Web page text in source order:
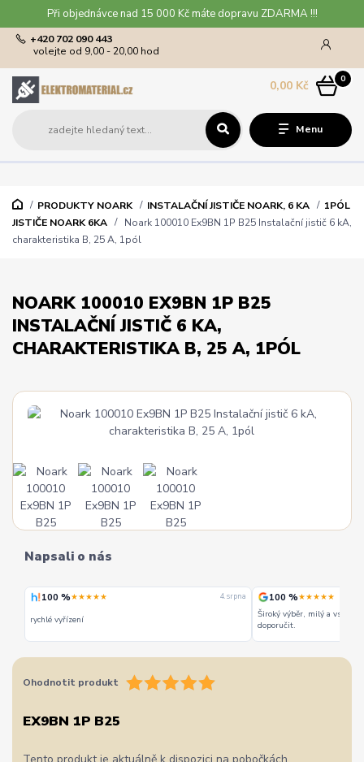
Při objednávce nad 15 000 Kč máte dopravu ZDARMA !!!
Menu
+420 702 090 443
volejte od 9,00 - 20,00 hod
0
0,00 Kč
PRODUKTY NOARK INSTALAČNÍ JISTIČE NOARK, 6 KA
1PÓL
JISTIČE NOARK 6KA
Noark 100010 Ex9BN 1P B25 Instalační jistič 6 kA,
charakteristika B, 25 A, 1pól
NOARK 100010 EX9BN 1P B25
INSTALAČNÍ JISTIČ 6 KA,
CHARAKTERISTIKA B, 25 A, 1PÓL
Napsali o nás
100 %★★★★★ 4. srpna
rychlé vyřízení
100 %★★★★★
Široký výběr, milý a
doporučit.
Ohodnotit produkt
EX9BN 1P B25